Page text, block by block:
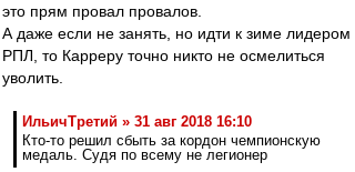
это прям провал провалов.
А даже если не занять, но идти к зиме лидером
РПЛ, то Карреру точно никто не осмелиться
уволить.
ИльичТpeтий » 31 авг 2018 16:10
Кто-то решил сбыть за кордон чемпионскую
медаль. Судя по всему не легионер